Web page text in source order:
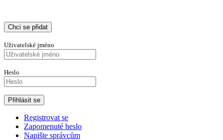
Chci se přidat
Uživatelské jméno
Heslo
Registrovat se
Zapomenuté heslo
Napište správcům